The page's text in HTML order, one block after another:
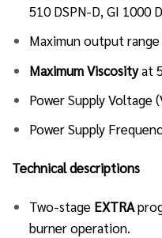
510 DSPN-D, GI 1000
Maximun output
Maximum Viscosityat
Power Supply Voltage
Power Supply
Technical descriptions
Two-stage EXTRA
burner operation.